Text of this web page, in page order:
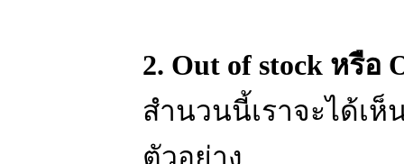
2. Out of stock หรื
สำนวนนี้เราจะได้เ
ตัวอย่าง